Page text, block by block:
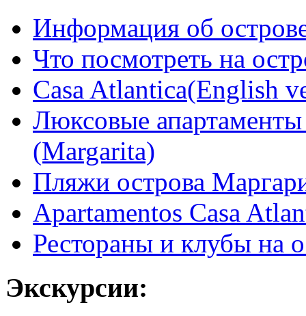
Информация об
Что посмотреть на
Casa Atlantica(English
Люксовые
(Margarita)
Пляжи острова
Apartamentos Casa
Рестораны и клубы на
Экскурсии: